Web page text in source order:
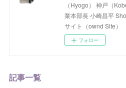
（Hyogo） 神戸（
業本部長 小崎昌平
サイト（ownd Site）
フォロー
記事一覧